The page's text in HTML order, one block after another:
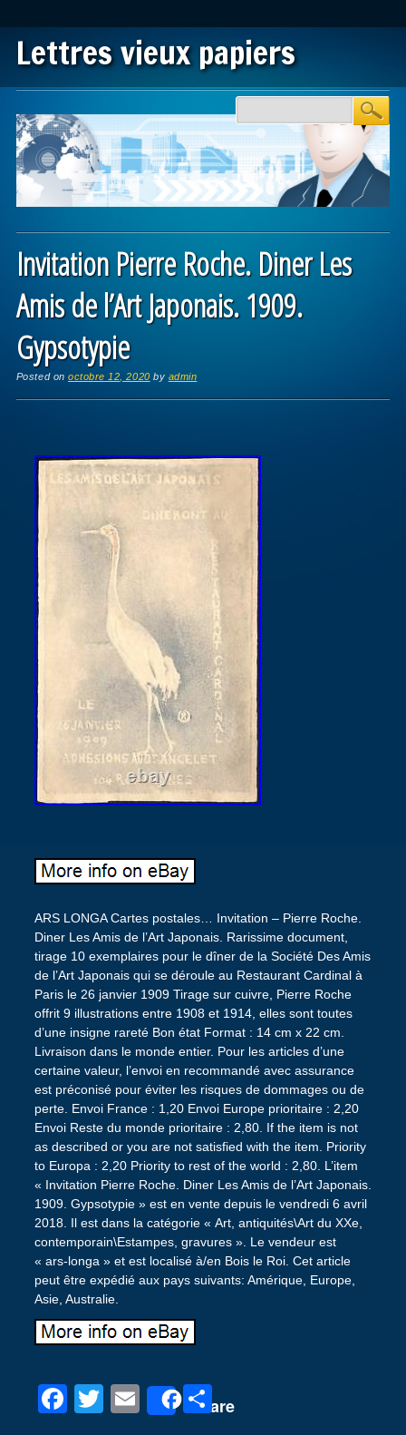
Lettres vieux papiers
Main menu
Invitation Pierre Roche. Diner Les
Amis de l’Art Japonais. 1909.
Gypsotypie
Posted onoctobre 12, 2020 by admin
ARS LONGA Cartes postales… Invitation – Pierre Roche.
Diner Les Amis de l’Art Japonais. Rarissime document,
tirage 10 exemplaires pour le dîner de la Société Des Amis
de l’Art Japonais qui se déroule au Restaurant Cardinal à
Paris le 26 janvier 1909 Tirage sur cuivre, Pierre Roche
offrit 9 illustrations entre 1908 et 1914, elles sont toutes
d’une insigne rareté Bon état Format : 14 cm x 22 cm.
Livraison dans le monde entier. Pour les articles d’une
certaine valeur, l’envoi en recommandé avec assurance
est préconisé pour éviter les risques de dommages ou de
perte. Envoi France : 1,20 Envoi Europe prioritaire : 2,20
Envoi Reste du monde prioritaire : 2,80. If the item is not
as described or you are not satisfied with the item. Priority
to Europa : 2,20 Priority to rest of the world : 2,80. L’item
« Invitation Pierre Roche. Diner Les Amis de l’Art Japonais.
1909. Gypsotypie » est en vente depuis le vendredi 6 avril
2018. Il est dans la catégorie « Art, antiquités\Art du XXe,
contemporain\Estampes, gravures ». Le vendeur est
« ars-longa » et est localisé à/en Bois le Roi. Cet article
peut être expédié aux pays suivants: Amérique, Europe,
Asie, Australie.
F
T
E
Share
P